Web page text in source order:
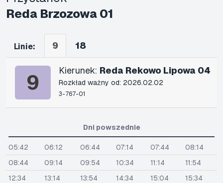
Reda Brzozowa 01
Linie: 9 18
9 Kierunek: Reda Rekowo Lipowa 04
Rozkład ważny od: 2026.02.02
3-767-01
Dni powszednie
05:42 06:12 06:44 07:14 07:44
08:14
08:44
09:14 09:54 10:34 11:14
11:54
12:34
13:14 13:54 14:34 15:04
15:34